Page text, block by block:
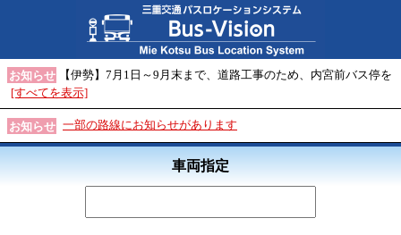
お知らせ
【伊勢】7月1日～9月末まで、道路工事のため、内宮前バス停を
[すべてを表示]
お知らせ 一部の路線にお知らせがあります
車両指定